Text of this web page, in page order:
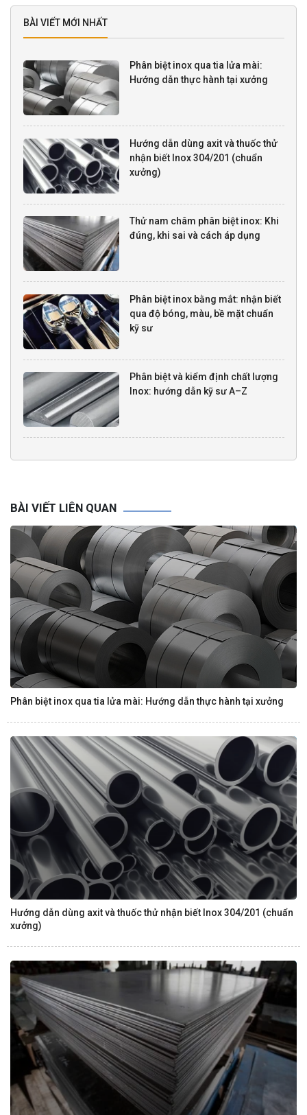
BÀI VIẾT MỚI NHẤT
Phân biệt inox qua tia lửa mài:
Hướng dẫn thực hành tại xưởng
Hướng dẫn dùng axit và thuốc thử
nhận biết Inox 304/201 (chuẩn
xưởng)
Thử nam châm phân biệt inox: Khi
đúng, khi sai và cách áp dụng
Phân biệt inox bằng mắt: nhận biết
qua độ bóng, màu, bề mặt chuẩn
kỹ sư
Phân biệt và kiểm định chất lượng
Inox: hướng dẫn kỹ sư A–Z
BÀI VIẾT LIÊN QUAN
Phân biệt inox qua tia lửa mài: Hướng dẫn thực hành tại xưởng
Hướng dẫn dùng axit và thuốc thử nhận biết Inox 304/201 (chuẩn
xưởng)